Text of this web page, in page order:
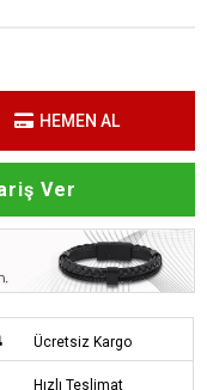
HEMEN AL
Ver
Ücretsiz Kargo
Hızlı Teslimat